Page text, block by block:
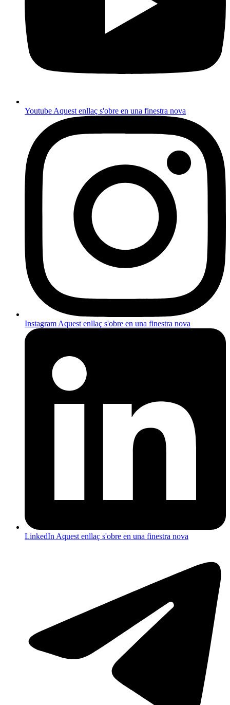
Youtube Aquest enllaç s'obre en una finestra nova
Instagram Aquest enllaç s'obre en una finestra nova
LinkedIn Aquest enllaç s'obre en una finestra nova